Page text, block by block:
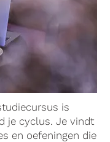
is
je cyclus. Je vindt
en oefeningen die